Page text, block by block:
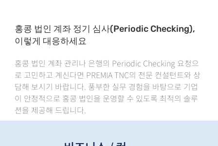
홍콩 법인 계좌 정기 심사(Periodic Checking),
이렇게 대응하세요
홍콩 법인 계좌 관리나 은행의 Periodic Checking 요청으
로 고민하고 계신다면 PREMIA TNC의 전문 컨설턴트와 상
담해 보시기 바랍니다. 풍부한 실무 경험을 바탕으로 기업
이 안정적으로 홍콩 법인을 운영할 수 있도록 최적의 솔루
션을 제공해 드립니다.